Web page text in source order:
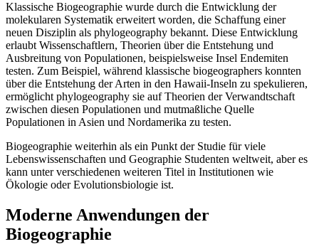
Klassische Biogeographie wurde durch die Entwicklung der
molekularen Systematik erweitert worden, die Schaffung einer
neuen Disziplin als phylogeography bekannt. Diese Entwicklung
erlaubt Wissenschaftlern, Theorien über die Entstehung und
Ausbreitung von Populationen, beispielsweise Insel Endemiten
testen. Zum Beispiel, während klassische biogeographers konnten
über die Entstehung der Arten in den Hawaii-Inseln zu spekulieren,
ermöglicht phylogeography sie auf Theorien der Verwandtschaft
zwischen diesen Populationen und mutmaßliche Quelle
Populationen in Asien und Nordamerika zu testen.
Biogeographie weiterhin als ein Punkt der Studie für viele
Lebenswissenschaften und Geographie Studenten weltweit, aber es
kann unter verschiedenen weiteren Titel in Institutionen wie
Ökologie oder Evolutionsbiologie ist.
Moderne Anwendungen der
Biogeographie